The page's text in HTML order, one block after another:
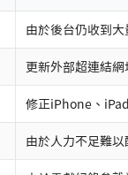
由於後台仍收到
更新外部超連結網
修正iPhone、
由於人力不足難